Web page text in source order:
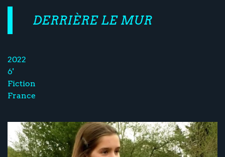
DERRIÈRE LE MUR
2022
6'
Fiction
France